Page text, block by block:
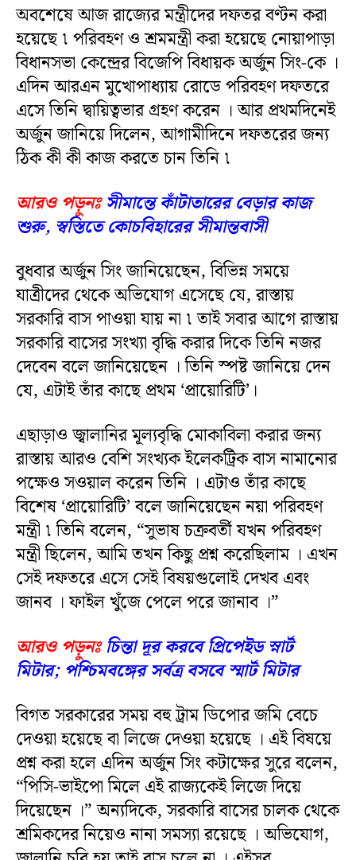
অবশেষে আজ রাজ্যের মন্ত্রীদের দফতর বণ্টন করা
হয়েছে ৷ পরিবহণ ও শ্রমমন্ত্রী করা হয়েছে নোয়াপাড়া
বিধানসভা কেন্দ্রের বিজেপি বিধায়ক অর্জুন সিং-কে ।
এদিন আরএন মুখোপাধ্যায় রোডে পরিবহণ দফতরে
এসে তিনি দ্বায়িত্বভার গ্রহণ করেন । আর প্রথমদিনেই
অর্জুন জানিয়ে দিলেন, আগামীদিনে দফতরের জন্য
ঠিক কী কী কাজ করতে চান তিনি ৷
আরও পড়ুনঃ সীমান্তে কাঁটাতারের বেড়ার কাজ
শুরু, স্বস্তিতে কোচবিহারের সীমান্তবাসী
বুধবার অর্জুন সিং জানিয়েছেন, বিভিন্ন সময়ে
যাত্রীদের থেকে অভিযোগ এসেছে যে, রাস্তায়
সরকারি বাস পাওয়া যায় না ৷ তাই সবার আগে রাস্তায়
সরকারি বাসের সংখ্যা বৃদ্ধি করার দিকে তিনি নজর
দেবেন বলে জানিয়েছেন । তিনি স্পষ্ট জানিয়ে দেন
যে, এটাই তাঁর কাছে প্রথম ‘প্রায়োরিটি’।
এছাড়াও জ্বালানির মূল্যবৃদ্ধি মোকাবিলা করার জন্য
রাস্তায় আরও বেশি সংখ্যক ইলেকট্রিক বাস নামানোর
পক্ষেও সওয়াল করেন তিনি । এটাও তাঁর কাছে
বিশেষ ‘প্রায়োরিটি’ বলে জানিয়েছেন নয়া পরিবহণ
মন্ত্রী ৷ তিনি বলেন, “সুভাষ চক্রবর্তী যখন পরিবহণ
মন্ত্রী ছিলেন, আমি তখন কিছু প্রশ্ন করেছিলাম । এখন
সেই দফতরে এসে সেই বিষয়গুলোই দেখব এবং
জানব । ফাইল খুঁজে পেলে পরে জানাব ।”
আরও পড়ুনঃ চিন্তা দূর করবে প্রিপেইড স্নার্ট
মিটার; পশ্চিমবঙ্গের সর্বত্র বসবে স্মার্ট মিটার
বিগত সরকারের সময় বহু ট্রাম ডিপোর জমি বেচে
দেওয়া হয়েছে বা লিজে দেওয়া হয়েছে । এই বিষয়ে
প্রশ্ন করা হলে এদিন অর্জুন সিং কটাক্ষের সুরে বলেন,
“পিসি-ভাইপো মিলে এই রাজ্যকেই লিজে দিয়ে
দিয়েছেন ।” অন্যদিকে, সরকারি বাসের চালক থেকে
শ্রমিকদের নিয়েও নানা সমস্যা রয়েছে । অভিযোগ,